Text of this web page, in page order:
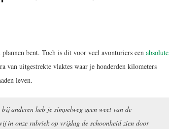
bent. Toch is dit voor veel avonturiers een absolute
van uitgestrekte vlaktes waar je honderden kilometers
leven.
anderen heb je simpelweg geen weet van de
in onze rubriek op vrijdag de schoonheid zien door